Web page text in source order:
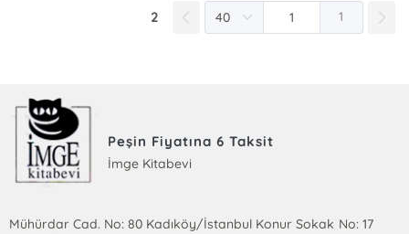
2 1
Peşin Fiyatına 6 Taksit
İmge Kitabevi
Mühürdar Cad. No: 80 Kadıköy/İstanbul Konur Sokak No: 17